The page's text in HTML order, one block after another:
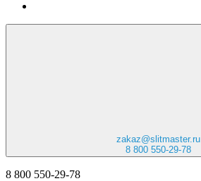
zakaz@slitmaster.ru
8 800 550-29-78
8 800 550-29-78